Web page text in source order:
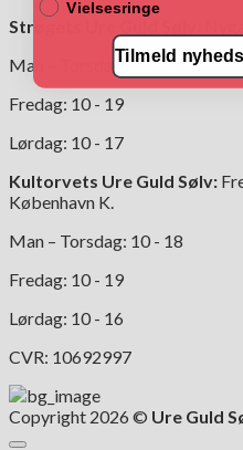
Strøgets Ure Guld Sølv:
Man – Torsdag: 10 - 18
Fredag: 10 - 19
Lørdag: 10 - 17
Kultorvets Ure Guld Sølv:
København K.
Man – Torsdag: 10 - 18
Fredag: 10 - 19
Lørdag: 10 - 16
CVR: 10692997
Copyright 2026 © Ure Guld
Vielsesringe
Tilmeld